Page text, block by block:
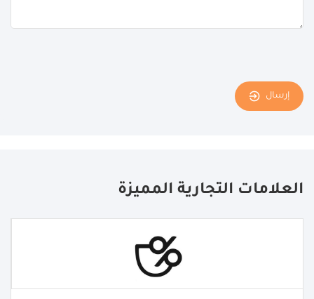
إرسال
العلامات التجارية المميزة